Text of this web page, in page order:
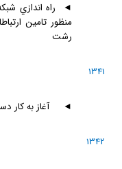
◄
منظور تامين
رشت
1341
◄آغاز به كار
1342